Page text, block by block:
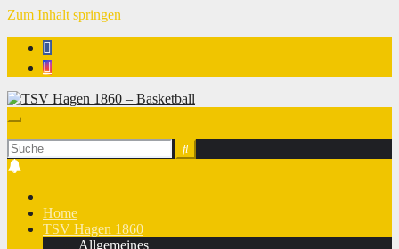
Zum Inhalt springen
Home
TSV Hagen 1860
Allgemeines